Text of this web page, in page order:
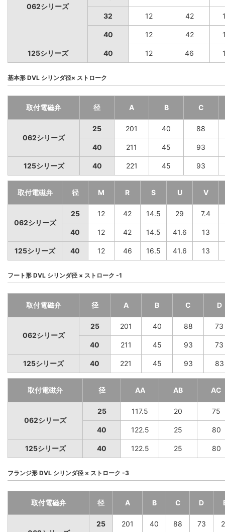
062シリーズ
32 12 42
40 12 42
125シリーズ 40 12 46
基本形 DVL シリンダ径× ストローク
取付電磁弁 径 A B C
062シリーズ
25 201 40 88
40 211 45 93
125シリーズ 40 221 45 93
取付電磁弁 径 M R S U V
062シリーズ
25 12 42 14.5 29 7.4
40 12 42 14.5 41.6 13
125シリーズ 40 12 46 16.5 41.6 13
フート形 DVL シリンダ径 × ストローク -1
取付電磁弁 径 A B C D
062シリーズ
25 201 40 88 73
40 211 45 93 73
125シリーズ 40 221 45 93 83
取付電磁弁 径 AA AB AC
062シリーズ
25 117.5 20 75
40 122.5 25 80
125シリーズ 40 122.5 25 80
フランジ形 DVL シリンダ径 × ストローク -3
取付電磁弁 径 A B C D
25 201 40 88 73